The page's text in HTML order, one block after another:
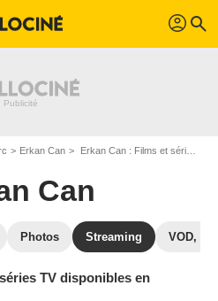
profil search
Erkan Can Erkan Can : Films et séries online
Can
Photos Streaming VOD,
TV disponibles en